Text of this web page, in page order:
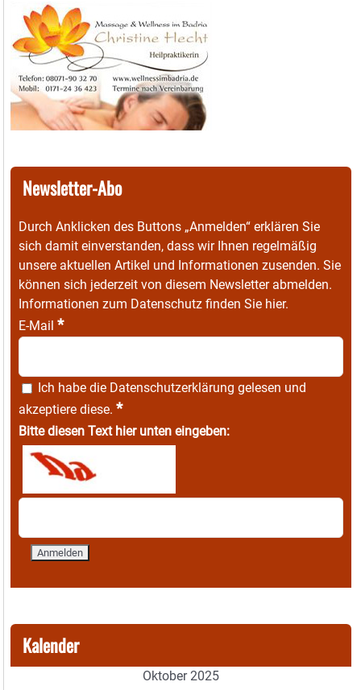
Newsletter-Abo
Durch Anklicken des Buttons „Anmelden“ erklären Sie
sich damit einverstanden, dass wir Ihnen regelmäßig
unsere aktuellen Artikel und Informationen zusenden. Sie
können sich jederzeit von diesem Newsletter abmelden.
Informationen zum Datenschutz finden Sie hier.
E-Mail *
Ich habe die Datenschutzerklärung gelesen und
akzeptiere diese. *
Bitte diesen Text hier unten eingeben:
Kalender
Oktober 2025